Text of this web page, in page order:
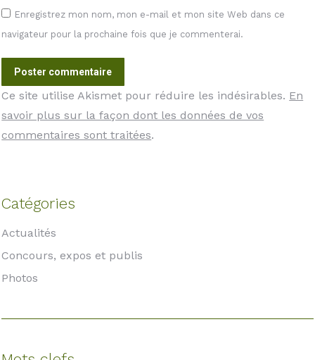
Enregistrez mon nom, mon e-mail et mon site Web dans ce
navigateur pour la prochaine fois que je commenterai.
Poster commentaire
Ce site utilise Akismet pour réduire les indésirables. En
savoir plus sur la façon dont les données de vos
commentaires sont traitées.
Catégories
Actualités
Concours, expos et publis
Photos